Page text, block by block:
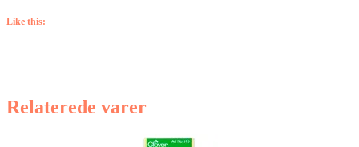
Like this:
Relaterede varer